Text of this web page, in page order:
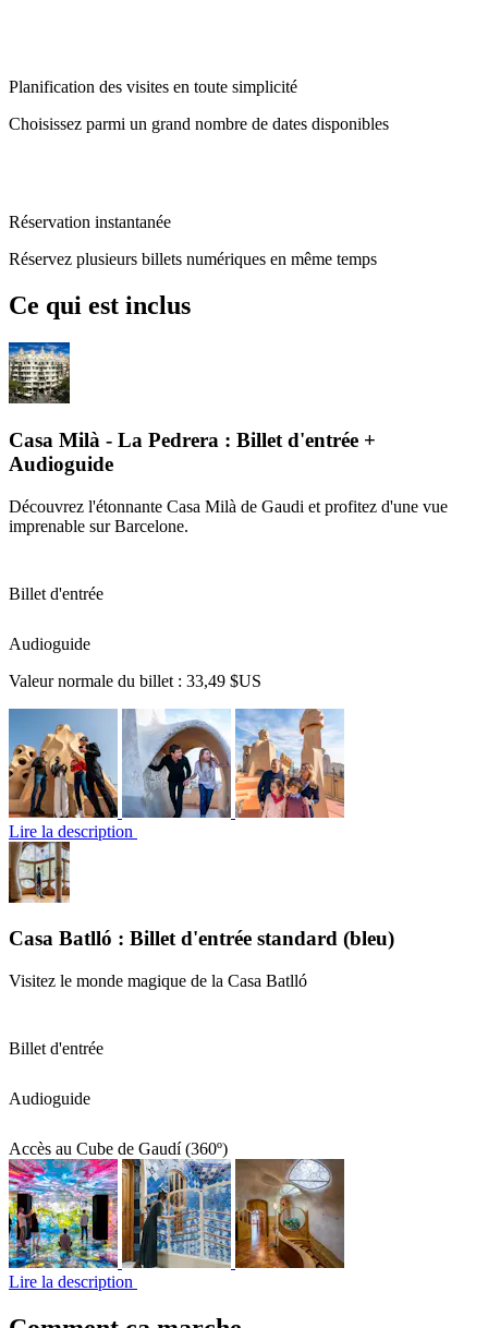
Planification des visites en toute simplicité
Choisissez parmi un grand nombre de dates disponibles
Réservation instantanée
Réservez plusieurs billets numériques en même temps
Ce qui est inclus
Casa Milà - La Pedrera : Billet d'entrée +
Audioguide
Découvrez l'étonnante Casa Milà de Gaudi et profitez d'une vue
imprenable sur Barcelone.
Billet d'entrée
Audioguide
Valeur normale du billet : 33,49 $US
Lire la description
Casa Batlló : Billet d'entrée standard (bleu)
Visitez le monde magique de la Casa Batlló
Billet d'entrée
Audioguide
Accès au Cube de Gaudí (360º)
Lire la description